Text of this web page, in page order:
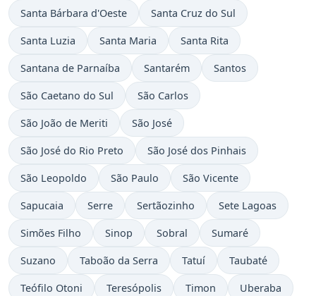
Santa Bárbara d'Oeste Santa Cruz do Sul
Santa Luzia Santa Maria Santa Rita
Santana de Parnaíba Santarém Santos
São Caetano do Sul São Carlos
São João de Meriti São José
São José do Rio Preto São José dos Pinhais
São Leopoldo São Paulo São Vicente
Sapucaia Serre Sertãozinho Sete Lagoas
Simões Filho Sinop Sobral Sumaré
Suzano Taboão da Serra Tatuí Taubaté
Teófilo Otoni Teresópolis Timon Uberaba